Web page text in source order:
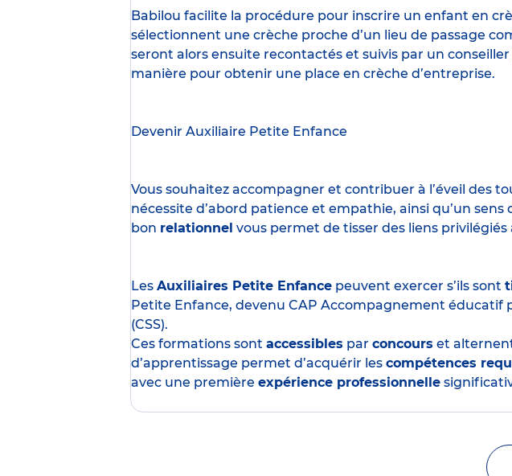
Babilou facilite la procédure pour inscrire un enfant en
sélectionnent une crèche proche d’un lieu de passage
seront alors ensuite recontactés et suivis par un
manière pour obtenir une place en crèche d’entreprise.
Devenir Auxiliaire Petite Enfance
Vous souhaitez accompagner et contribuer à l’éveil des
nécessite d’abord patience et empathie, ainsi qu’un sens
bon relationnel vous permet de tisser des liens privilégiés
Les Auxiliaires Petite Enfance peuvent exercer s’ils sont
Petite Enfance, devenu CAP Accompagnement éducatif
(CSS).
Ces formations sont accessibles par concours et
d’apprentissage permet d’acquérir les compétences
avec une première expérience professionnelle